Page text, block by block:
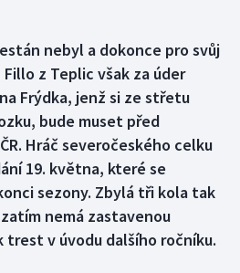
nebyl a dokonce pro svůj
z Teplic však za úder
Frýdka, jenž si ze střetu
bude muset před
Hráč severočeského celku
19. května, které se
sezony. Zbylá tři kola tak
nemá zastavenou
trest v úvodu dalšího ročníku.